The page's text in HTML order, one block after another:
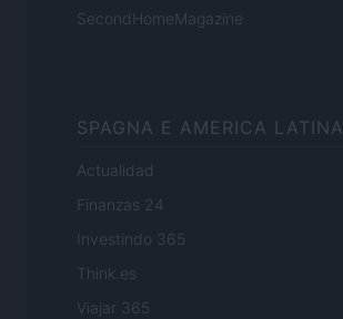
SecondHomeMagazine
SPAGNA E AMERICA LATINA
Actualidad
Finanzas 24
Investindo 365
Think.es
Viajar 365